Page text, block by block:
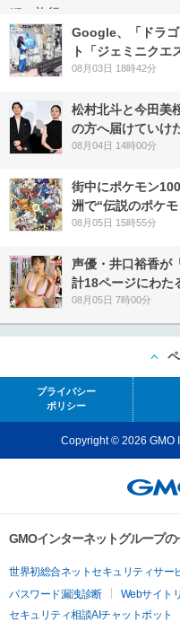
Google、「ドラ
ト「ジェミニクエ
08月03日 18時42分
松村北斗と今田美
の方へ届けていけ
08月04日 14時00分
街中にポケモン
洲で“伝説のポケ
08月05日 15時55分
声優・井口裕香が
計18ページにわた
08月05日 7時00分
プライバシー
ポリシー
Copyright © 2026 GMO
GMOインターネットグループ
世界初総合ネットセキュリティサー
パスワード漏洩診断
Webサイト
セキュリティ相談AIチャットボット